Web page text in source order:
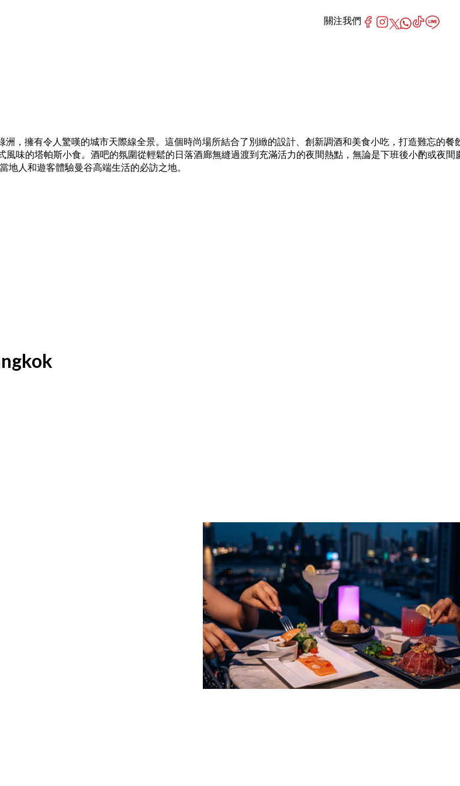
，擁有令人驚嘆的城市天際線全景。這個時尚場所結合了別緻的設計、創新調酒和美食小吃，打造難忘的餐
味的塔帕斯小食。酒吧的氛圍從輕鬆的日落酒廊無縫過渡到充滿活力的夜間熱點，無論是下班後小酌或夜間
人和遊客體驗曼谷高端生活的必訪之地。
關注我們